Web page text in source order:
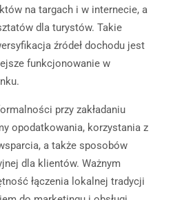
na targach i w internecie, a
dla turystów. Takie
źródeł dochodu jest
funkcjonowanie w
przy zakładaniu
opodatkowania, korzystania z
a także sposobów
dla klientów. Ważnym
łączenia lokalnej tradycji